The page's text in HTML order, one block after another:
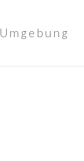
Umgebung